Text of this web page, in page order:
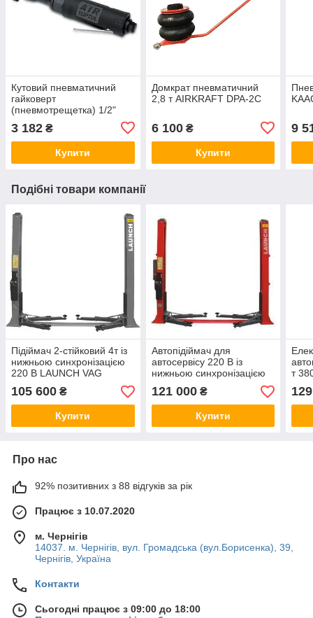
Кутовий пневматичний
гайковерт
(пневмотрещетка) 1/2"
TOPTUL 160об/хв 102N/m
KAAF1605
3 182 ₴
Купити
Домкрат пневматичний
2,8 т AIRKRAFT DPA-2C
6 100₴
Купити
9
Подібні товари компанії
Підіймач 2-стійковий 4т із
нижньою синхронізацією
220 В LAUNCH VAG
TLTW-240SB-220
105 600 ₴
Купити
Автопідіймач для
автосервісу 220 В із
нижньою синхронізацією
3,5 т LAUNCH TLT-
235SBA-220
121 000₴
Купити
т
Про нас
92% позитивних з 88 відгуків за рік
Працює з 10.07.2020
м. Чернігів
14037. м. Чернігів, вул. Громадська (вул.Борисенка), 39,
Чернігів, Україна
Контакти
Сьогодні працює з 09:00 до 18:00